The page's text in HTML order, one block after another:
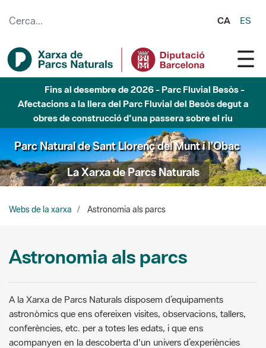
CA ES
Fins al desembre de 2026 - Parc Fluvial Besòs -
Afectacions a la llera del Parc Fluvial del Besòs degut a
obres de construcció d'una passera sobre el riu
Parc Natural de Sant Llorenç del Munt i l'Obac
La Xarxa de Parcs Naturals
Webs de la xarxa Astronomia als parcs
Astronomia als parcs
A la Xarxa de Parcs Naturals disposem d’equipaments
astronòmics que ens ofereixen visites, observacions, tallers,
conferències, etc. per a totes les edats, i que ens
acompanyen en la descoberta d'un univers d’experiències